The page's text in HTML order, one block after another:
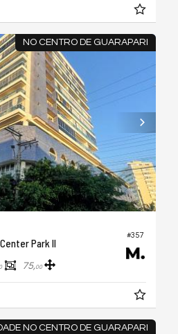
NO CENTRO DE GUARAPARI
#357
Park II
75,00
NO CENTRO DE GUARAPARI